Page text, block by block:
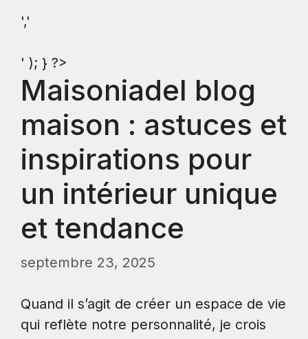
','
' ); } ?>
Maisoniadel blog
maison : astuces et
inspirations pour
un intérieur unique
et tendance
septembre 23, 2025
Quand il s’agit de créer un espace de vie
qui reflète notre personnalité, je crois